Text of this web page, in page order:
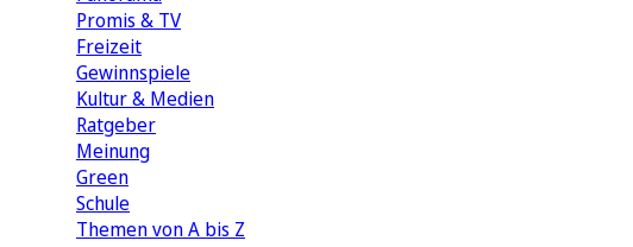
Promis & TV
Freizeit
Gewinnspiele
Kultur & Medien
Ratgeber
Meinung
Green
Schule
Themen von A bis Z